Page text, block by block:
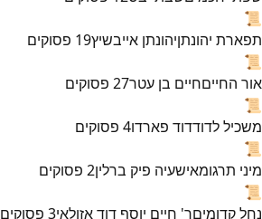
📜
תפארת יהונתןיהונתן אייבשיץ19 פסוקים
📜
אור החייםחיים בן עטר27 פסוקים
📜
משכיל לדודדוד פארדו4 פסוקים
📜
מיני תרגומאישעיה פיק ברלין2 פסוקים
📜
נחל קדומיםר' חיים יוסף דוד אזולאי3 פסוקים